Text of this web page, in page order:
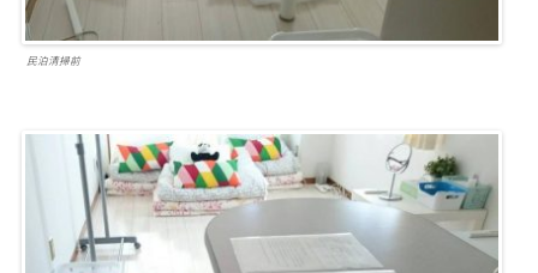
民泊清掃前